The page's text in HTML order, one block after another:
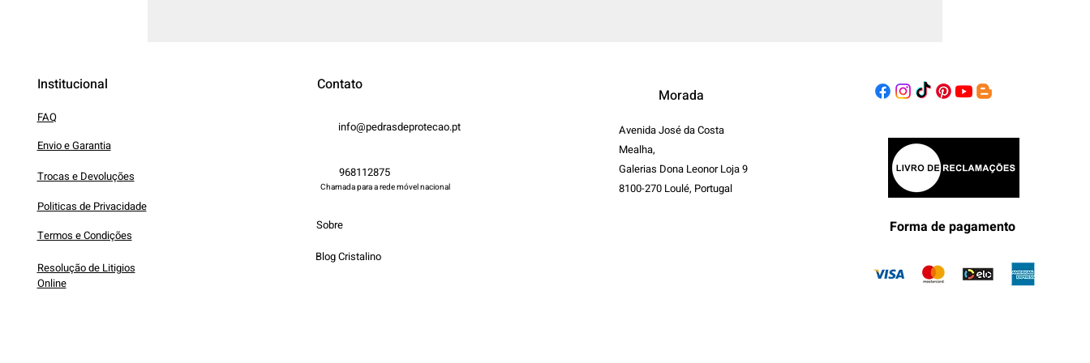
Institucional
FAQ
Envio e Garantia
Trocas e Devoluções
Politicas de Privacidade
Termos e Condições
Resolução de Litigios
Online
Contato
info@pedrasdeprotecao.pt
968112875
Chamada para a rede móvel nacional
Sobre
Blog Cristalino
Morada
Avenida José da Costa
Mealha,
Galerias Dona Leonor Loja 9
8100-270 Loulé, Portugal
Forma de pagamento